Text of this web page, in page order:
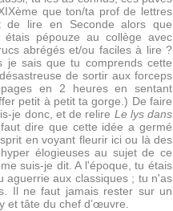
que ton/ta prof de lettres
de lire en Seconde alors que
étais pépouze au collège avec
abrégés et/ou faciles à lire ?
je sais que tu comprends cette
de sortir aux forceps
en 2 heures en sentant
petit à petit ta gorge.) De faire
je donc, et de relire Le lys dans
dire que cette idée a germé
en voyant fleurir ici ou là des
élogieuses au sujet de ce
suis-je dit. A l'époque, tu étais
aguerrie aux classiques ; tu n'as
Il ne faut jamais rester sur un
et tâte du chef d’œuvre.